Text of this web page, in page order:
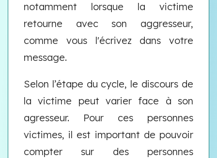
notamment lorsque la victime
retourne avec son aggresseur,
comme vous l'écrivez dans votre
message.
Selon l’étape du cycle, le discours de
la victime peut varier face à son
agresseur. Pour ces personnes
victimes, il est important de pouvoir
compter sur des personnes